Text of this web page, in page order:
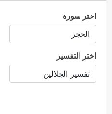
اختر سورة
اختر التفسير